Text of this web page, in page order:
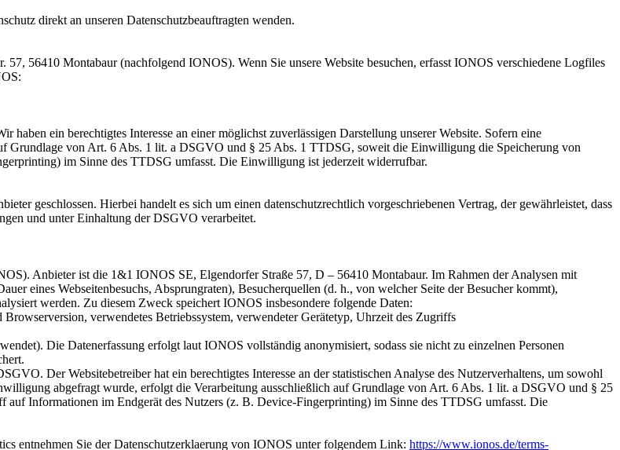
direkt an unseren Datenschutzbeauftragten wenden.
57, 56410 Montabaur (nachfolgend IONOS). Wenn Sie unsere Website besuchen, erfasst IONOS verschiedene Logfiles
haben ein berechtigtes Interesse an einer möglichst zuverlässigen Darstellung unserer Website. Sofern eine
Grundlage von Art. 6 Abs. 1 lit. a DSGVO und § 25 Abs. 1 TTDSG, soweit die Einwilligung die Speicherung von
im Sinne des TTDSG umfasst. Die Einwilligung ist jederzeit widerrufbar.
geschlossen. Hierbei handelt es sich um einen datenschutzrechtlich vorgeschriebenen Vertrag, der gewährleistet, dass
und unterEinhaltung der DSGVO verarbeitet.
Anbieter ist die 1&1 IONOS SE, Elgendorfer Straße 57, D – 56410 Montabaur. Im Rahmen der Analysen mit
eines Webseitenbesuchs, Absprungraten), Besucherquellen (d. h., von welcher Seite der Besucher kommt),
werden. Zu diesem Zweck speichert IONOS insbesondere folgende Daten:
Browserversion, verwendetes Betriebssystem, verwendeter Gerätetyp, Uhrzeit des Zugriffs
Die Datenerfassung erfolgt laut IONOS vollständig anonymisiert, sodass sie nicht zu einzelnen Personen
DerWebsitebetreiber hat ein berechtigtes Interesse an der statistischen Analyse des Nutzerverhaltens, um sowohl
abgefragt wurde, erfolgt die Verarbeitung ausschließlich auf Grundlage von Art. 6 Abs. 1 lit. a DSGVO und § 25
auf Informationen im Endgerät des Nutzers (z. B. Device-Fingerprinting) im Sinne des TTDSG umfasst. Die
entnehmen Sie der Datenschutzerklaerung von IONOS unter folgendem Link: https://www.ionos.de/terms-